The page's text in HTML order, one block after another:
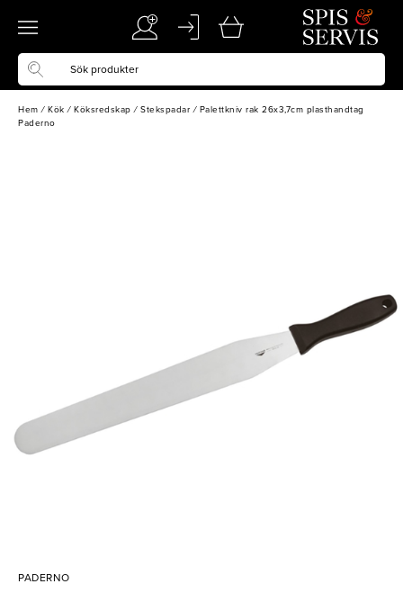
Hem / Kök / Köksredskap / Stekspadar / Palettkniv rak 26x3,7cm plasthandtag
Paderno
PADERNO